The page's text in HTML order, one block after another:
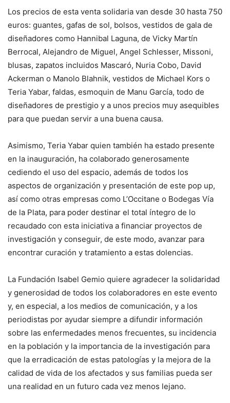
Los precios de esta venta solidaria van desde 30 hasta 750
euros: guantes, gafas de sol, bolsos, vestidos de gala de
diseñadores como Hannibal Laguna, de Vicky Martín
Berrocal, Alejandro de Miguel, Angel Schlesser, Missoni,
blusas, zapatos incluidos Mascaró, Nuria Cobo, David
Ackerman o Manolo Blahnik, vestidos de Michael Kors o
Teria Yabar, faldas, esmoquin de Manu García, todo de
diseñadores de prestigio y a unos precios muy asequibles
para que puedan servir a una buena causa.
Asimismo, Teria Yabar quien también ha estado presente
en la inauguración, ha colaborado generosamente
cediendo el uso del espacio, además de todos los
aspectos de organización y presentación de este pop up,
así como otras empresas como L’Occitane o Bodegas Vía
de la Plata, para poder destinar el total íntegro de lo
recaudado con esta iniciativa a financiar proyectos de
investigación y conseguir, de este modo, avanzar para
encontrar curación y tratamiento a estas dolencias.
La Fundación Isabel Gemio quiere agradecer la solidaridad
y generosidad de todos los colaboradores en este evento
y, en especial, a los medios de comunicación, y a los
periodistas por ayudar siempre a difundir información
sobre las enfermedades menos frecuentes, su incidencia
en la población y la importancia de la investigación para
que la erradicación de estas patologías y la mejora de la
calidad de vida de los afectados y sus familias pueda ser
una realidad en un futuro cada vez menos lejano.